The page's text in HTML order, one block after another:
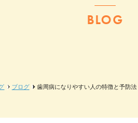
BLOG
ブログ 歯周病になりやすい人の特徴と予防法